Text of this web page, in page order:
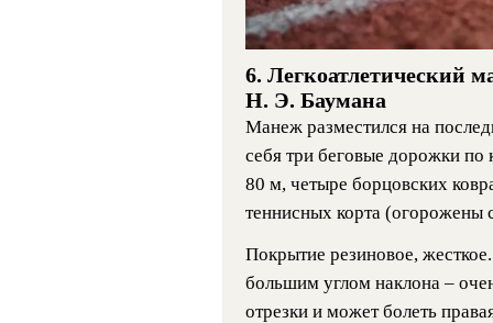
6. Легкоатлетический
Н. Э. Баумана
Манеж разместился на
себя три беговые дорожки
80 м, четыре борцовских
теннисных корта (огорожены
Покрытие резиновое,
большим углом наклона –
отрезки и может болеть